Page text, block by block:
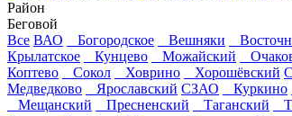
Район
Беговой
Все ВАО Богородское Вешняки
Крылатское
Кунцево Можайский
Коптево
Сокол Ховрино Хорошёвский
Медведково
Ярославский СЗАО Куркино
Мещанский
Пресненский Таганский